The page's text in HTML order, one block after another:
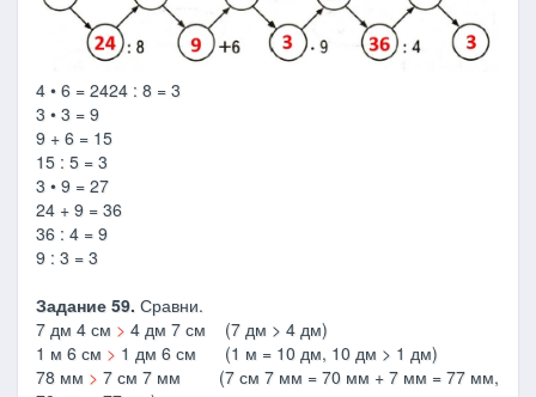
4 • 6 = 2424 : 8 = 3
3 • 3 = 9
9 + 6 = 15
15 : 5 = 3
3 • 9 = 27
24 + 9 = 36
36 : 4 = 9
9 : 3 = 3
Задание 59. Сравни.
7 дм 4 см > 4 дм 7 см (7 дм > 4 дм)
1 м 6 см > 1 дм 6 см (1 м = 10 дм, 10 дм > 1 дм)
78 мм > 7 см 7 мм (7 см 7 мм = 70 мм + 7 мм = 77 мм,